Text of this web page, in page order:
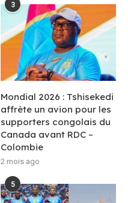
3
Mondial 2026 : Tshisekedi
affrète un avion pour les
supporters congolais du
Canada avant RDC –
Colombie
2 mois ago
5